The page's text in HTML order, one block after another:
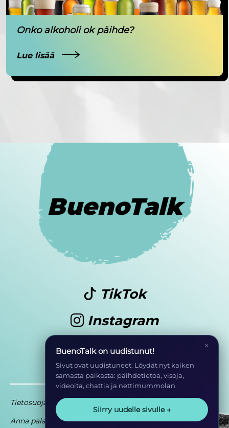
Onko alkoholi ok päihde?
Lue lisää
BuenoTalk
TikTok
Instagram
Youtube
Tietosuoja
Anna palautetta
Osa EHYT ry:n
×
BuenoTalk on uudistunut!
Sivut ovat uudistuneet. Löydät nyt kaiken
samasta paikasta: päihdetietoa, visoja,
videoita, chattia ja nettimummolan.
Siirry uudelle sivulle →